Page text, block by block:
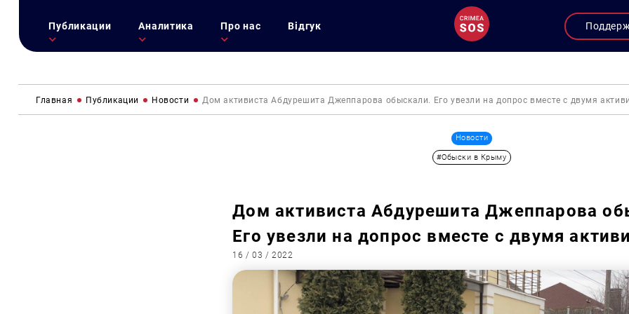
Публикации Аналитика Про нас Відгук
Главная Публикации Новости Дом активиста Абдурешита Джеппарова обыскали. Его увезли на допрос вместе с двумя
Новости
#Обыски в Крыму
Дом активиста Абдурешита Джеппарова
Его увезли на допрос вместе с двумя
16 / 03 / 2022